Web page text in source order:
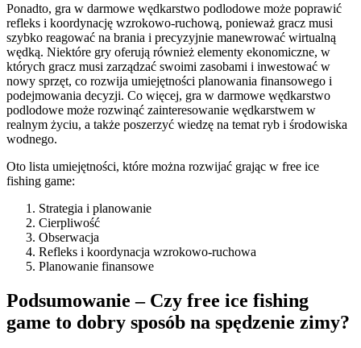
Ponadto, gra w darmowe wędkarstwo podlodowe może poprawić
refleks i koordynację wzrokowo-ruchową, ponieważ gracz musi
szybko reagować na brania i precyzyjnie manewrować wirtualną
wędką. Niektóre gry oferują również elementy ekonomiczne, w
których gracz musi zarządzać swoimi zasobami i inwestować w
nowy sprzęt, co rozwija umiejętności planowania finansowego i
podejmowania decyzji. Co więcej, gra w darmowe wędkarstwo
podlodowe może rozwinąć zainteresowanie wędkarstwem w
realnym życiu, a także poszerzyć wiedzę na temat ryb i środowiska
wodnego.
Oto lista umiejętności, które można rozwijać grając w free ice
fishing game:
Strategia i planowanie
Cierpliwość
Obserwacja
Refleks i koordynacja wzrokowo-ruchowa
Planowanie finansowe
Podsumowanie – Czy free ice fishing
game to dobry sposób na spędzenie zimy?